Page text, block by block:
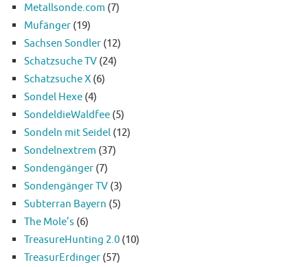
Metallsonde.com (7)
Mufänger (19)
Sachsen Sondler (12)
Schatzsuche TV (24)
Schatzsuche X (6)
Sondel Hexe (4)
SondeldieWaldfee (5)
Sondeln mit Seidel (12)
Sondelnextrem (37)
Sondengänger (7)
Sondengänger TV (3)
Subterran Bayern (5)
The Mole’s (6)
TreasureHunting 2.0 (10)
TreasurErdinger (57)